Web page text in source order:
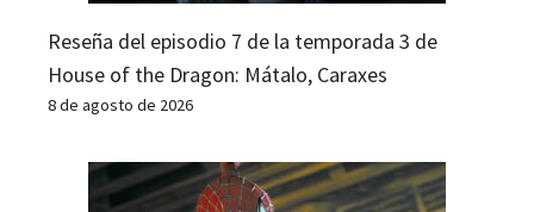
Reseña del episodio 7 de la temporada 3 de
House of the Dragon: Mátalo, Caraxes
8 de agosto de 2026